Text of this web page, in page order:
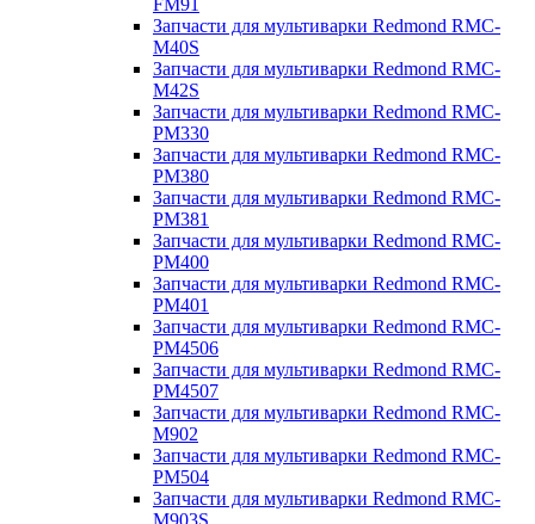
FM91
Запчасти для мультиварки Redmond RMC-
M40S
Запчасти для мультиварки Redmond RMC-
M42S
Запчасти для мультиварки Redmond RMC-
PM330
Запчасти для мультиварки Redmond RMC-
PM380
Запчасти для мультиварки Redmond RMC-
PM381
Запчасти для мультиварки Redmond RMC-
PM400
Запчасти для мультиварки Redmond RMC-
PM401
Запчасти для мультиварки Redmond RMC-
PM4506
Запчасти для мультиварки Redmond RMC-
PM4507
Запчасти для мультиварки Redmond RMC-
M902
Запчасти для мультиварки Redmond RMC-
PM504
Запчасти для мультиварки Redmond RMC-
M903S